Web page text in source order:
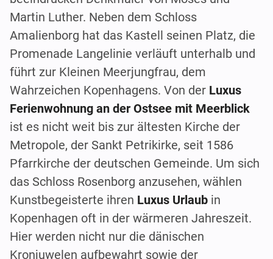
Martin Luther. Neben dem Schloss
Amalienborg hat das Kastell seinen Platz, die
Promenade Langelinie verläuft unterhalb und
führt zur Kleinen Meerjungfrau, dem
Wahrzeichen Kopenhagens. Von der Luxus
Ferienwohnung an der Ostsee mit Meerblick
ist es nicht weit bis zur ältesten Kirche der
Metropole, der Sankt Petrikirke, seit 1586
Pfarrkirche der deutschen Gemeinde. Um sich
das Schloss Rosenborg anzusehen, wählen
Kunstbegeisterte ihren Luxus Urlaub in
Kopenhagen oft in der wärmeren Jahreszeit.
Hier werden nicht nur die dänischen
Kronjuwelen aufbewahrt sowie der